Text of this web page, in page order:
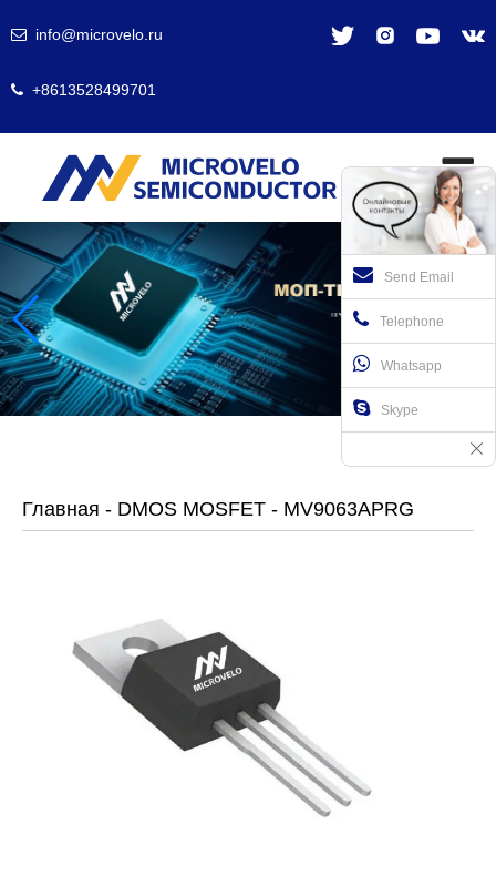
info@microvelo.ru
+8613528499701
Главная - DMOS MOSFET - MV9063APRG
Send Email
Telephone
Whatsapp
Skype